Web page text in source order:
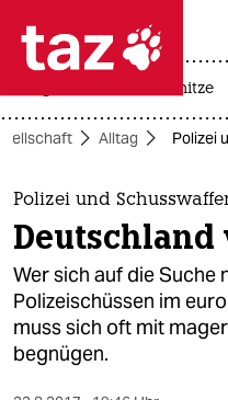
 taz
taz zahl
themen
politik
öko
gesellschaft
hitze
Alltag Polizei
Polizei und
Deutschland
Wer sich auf die Suche
Polizeischüssen im
muss sich oft mit
begnügen.